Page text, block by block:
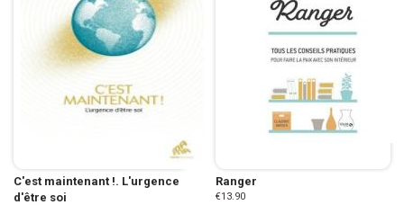
C'est maintenant !. L'urgence
d'être soi
Ranger
€13.90